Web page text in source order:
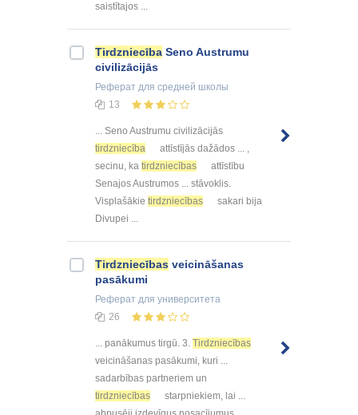
saistītajos ...
Tirdzniecība Seno Austrumu
civilizācijās
Реферат для средней школы
13
... Seno Austrumu civilizācijās
tirdzniecība
attīstījās dažādos ... ,
secinu, ka tirdzniecības
attīstību
Senajos Austrumos ... stāvoklis.
Visplašākie tirdzniecības
sakari bija
Divupei ...
Tirdzniecības veicināšanas
pasākumi
Реферат для университета
26
... panākumus tirgū. 3. Tirdzniecības
veicināšanas pasākumi, kuri ...
sadarbības partneriem un
tirdzniecības
starpniekiem, lai ...